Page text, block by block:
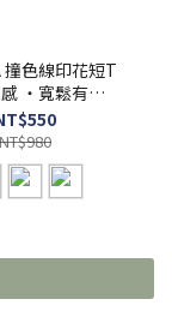
撞色線印花短T
・寬鬆有型 -
NT$980